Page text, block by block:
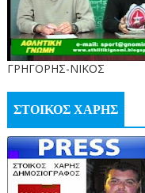
ΓΡΗΓΟΡΗΣ-ΝΙΚΟΣ
ΣΤΟΙΚΟΣ ΧΑΡΗΣ